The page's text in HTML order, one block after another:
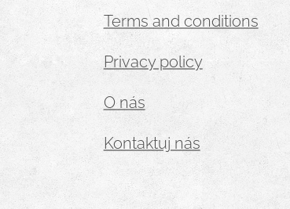
Terms and conditions
Privacy policy
O nás
Kontaktuj nás